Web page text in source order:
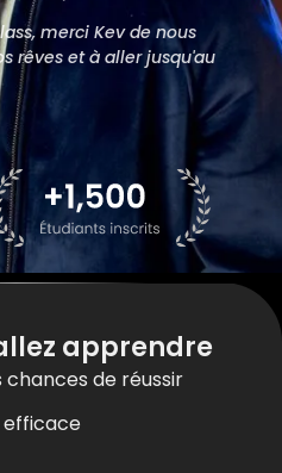
merci Kev de nous
rêves et à aller jusqu'au
apprendre
de réussir
efficace